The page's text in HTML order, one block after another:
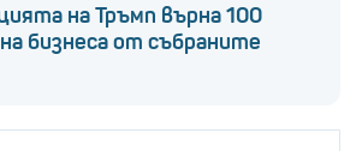
на Тръмп върна 100
бизнеса от събраните